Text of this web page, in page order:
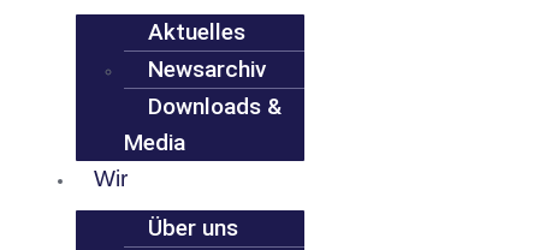
Aktuelles
Newsarchiv
Downloads &
Media
Wir
Über uns